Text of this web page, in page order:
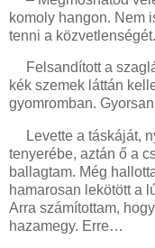
komoly hangon. Nem
tenni a közvetlenségét.
Felsandított a
kék szemek láttán
gyomromban.
Levette a táskáját,
tenyerébe, aztán ő a
ballagtam. Még
hamarosan lekötött a
Arra számítottam,
hazamegy. Erre…